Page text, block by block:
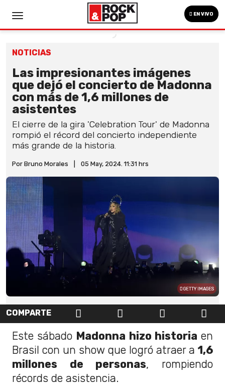
EN VIVO
NOTICIAS
Las impresionantes imágenes
que dejó el concierto de Madonna
con más de 1,6 millones de
asistentes
El cierre de la gira 'Celebration Tour' de Madonna
rompió el récord del concierto independiente
más grande de la historia.
Por Bruno Morales 05 May, 2024. 11:31 hrs
GETTY IMAGES
COMPARTE
Este sábado Madonna hizo historia en
Brasil con un show que logró atraer a1,6
millones de personas, rompiendo
récords de asistencia.